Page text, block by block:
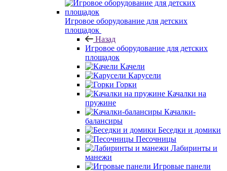
Игровое оборудование для детских
площадок
Назад
Игровое оборудование для детских
площадок
Качели
Карусели
Горки
Качалки на
пружине
Качалки-
балансиры
Беседки и домики
Песочницы
Лабиринты и
манежи
Игровые панели